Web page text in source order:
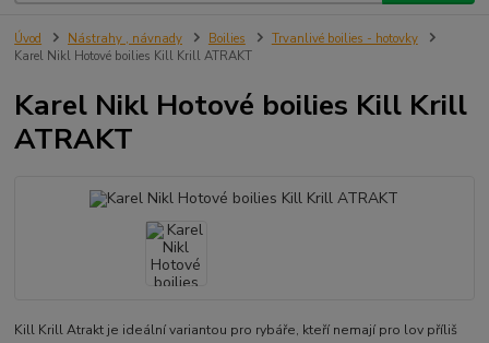
Úvod Nástrahy , návnady Boilies
Trvanlivé boilies - hotovky
Karel Nikl Hotové boilies Kill Krill ATRAKT
Karel Nikl Hotové boilies Kill Krill
ATRAKT
Kill Krill Atrakt je ideální variantou pro rybáře, kteří nemají pro lov příliš